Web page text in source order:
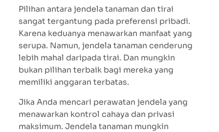
Pilihan antara jendela tanaman dan tirai
sangat tergantung pada preferensi pribadi.
Karena keduanya menawarkan manfaat yang
serupa. Namun, jendela tanaman cenderung
lebih mahal daripada tirai. Dan mungkin
bukan pilihan terbaik bagi mereka yang
memiliki anggaran terbatas.
Jika Anda mencari perawatan jendela yang
menawarkan kontrol cahaya dan privasi
maksimum. Jendela tanaman mungkin